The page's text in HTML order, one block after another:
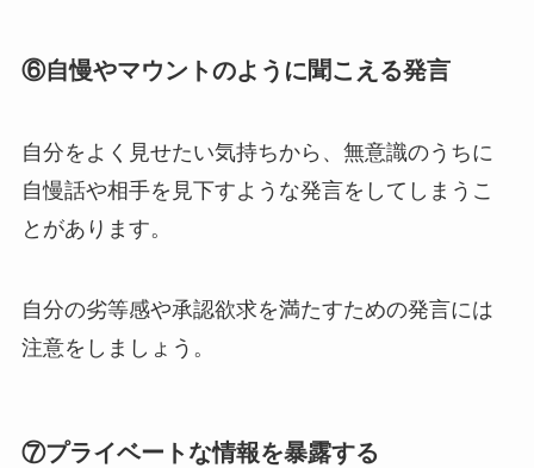
⑥自慢やマウントのように聞こえる発言
自分をよく見せたい気持ちから、無意識のうちに
自慢話や相手を見下すような発言をしてしまうこ
とがあります。
自分の劣等感や承認欲求を満たすための発言には
注意をしましょう。
⑦プライベートな情報を暴露する